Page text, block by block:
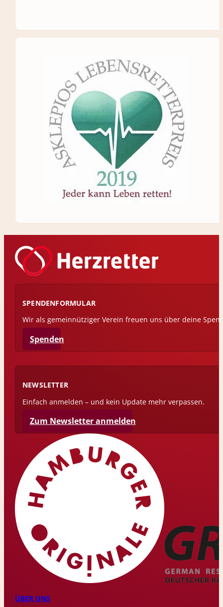
NEWSLETTER
Einfach anmelden – und kein Update mehr verpassen.
Zum Newsletter anmelden
SPENDENFORMULAR
Wir als gemeinnütziger Verein freuen uns über deine
Spenden
ÜBER UNS